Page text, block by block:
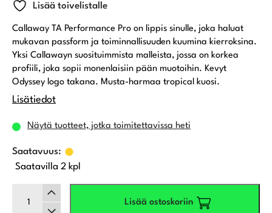
Lisää toivelistalle
Callaway TA Performance Pro on lippis sinulle, joka haluat
mukavan passform ja toiminnallisuuden kuumina kierroksina.
Yksi Callawayn suosituimmista malleista, jossa on korkea
profiili, joka sopii monenlaisiin pään muotoihin. Kevyt
Odyssey logo takana. Musta-harmaa tropical kuosi.
Lisätiedot
Näytä tuotteet, jotka toimitettavissa heti
Saatavilla 2 kpl
Callaway
Performance
Lisää ostoskoriin